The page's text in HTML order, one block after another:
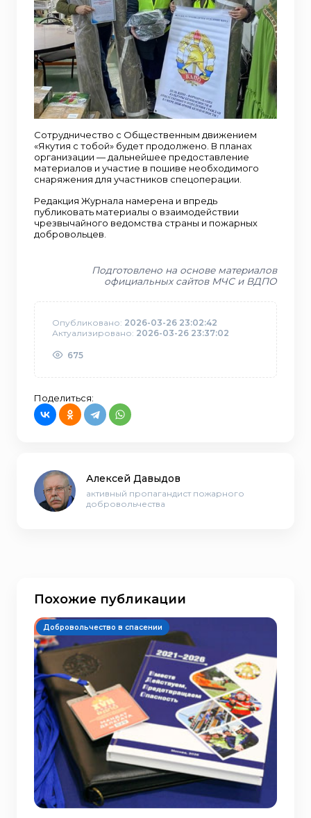
Сотрудничество с Общественным движением
«Якутия с тобой» будет продолжено. В планах
организации — дальнейшее предоставление
материалов и участие в пошиве необходимого
снаряжения для участников спецоперации.
Редакция Журнала намерена и впредь
публиковать материалы о взаимодействии
чрезвычайного ведомства страны и пожарных
добровольцев.
Подготовлено на основе материалов
официальных сайтов МЧС и ВДПО
Опубликовано: 2026-03-26 23:02:42
Актуализировано: 2026-03-26 23:37:02
675
Поделиться:
Алексей Давыдов
активный пропагандист пожарного
добровольчества
Похожие публикации
Добровольчество в спасении